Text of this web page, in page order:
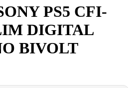
original
era:
actual
es:
PS5 CFI-
DIGITAL
BIVOLT